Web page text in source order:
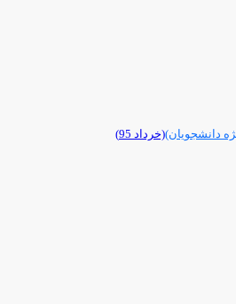
دانشجویان)(خرداد 95)